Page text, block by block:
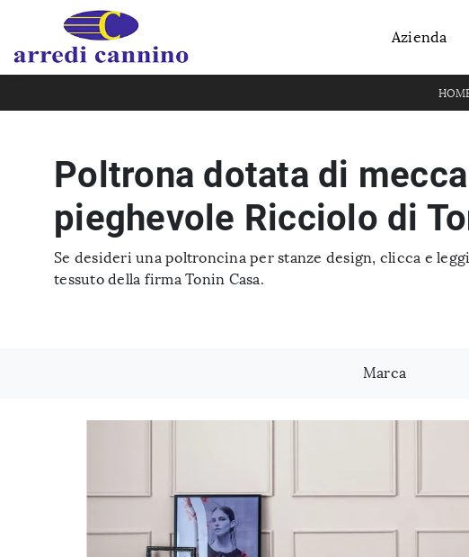
Azienda
Poltrona dotata di
pieghevole Ricciolo di
Se desideri una poltroncina per stanze design, clicca e
tessuto della firma Tonin Casa.
Marca